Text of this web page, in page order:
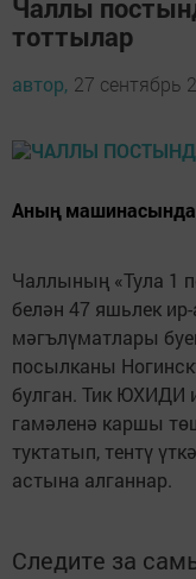
Чаллы
тоттылар
автор, 27 сентябрь
Аның машинасында
Чаллының «Тула 1
белән 47 яшьлек
мәгълүматлары
посылканы
булган. Тик ЮХИДИ
гамәленә каршы
туктатып, тентү
астына алганнар.
Следите за